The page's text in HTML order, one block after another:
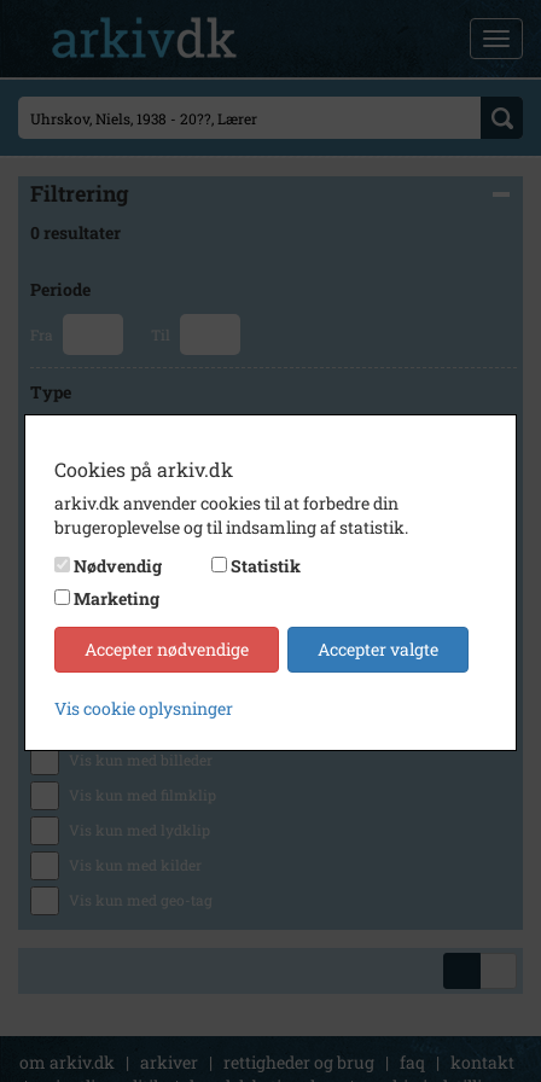
Filtrering
0 resultater
Periode
Fra Til
Type
Arkiv
Holbæk Stadsarkiv
Generelt
Vis kun med billeder
Vis kun med filmklip
Vis kun med lydklip
Vis kun med kilder
Vis kun med geo-tag
om arkiv.dk | arkiver | rettigheder og brug | faq | kontakt
Cookies på arkiv.dk
arkiv.dk anvender cookies til at forbedre din
brugeroplevelse og til indsamling af statistik.
Nødvendig
Statistik
Marketing
Accepter nødvendige Accepter valgte
Vis cookie oplysninger